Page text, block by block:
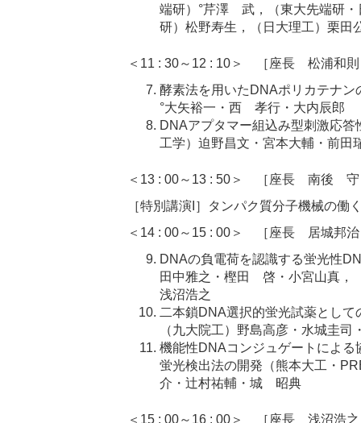
端研）°芹澤 武，（東大先端研
研）松野寿生，（日大理工）栗田
＜11 : 30～12 : 10＞ ［座長 松浦和
酵素法を用いたDNAポリカテナ
°大矢裕一・西 孝行・大内辰郎
DNAアプタマー組込み型刺激応
工学）迫野昌文・宮本大輔・前田
＜13 : 00～13 : 50＞ ［座長 南後 守
［特別講演I］タンパク質分子機械の働
＜14 : 00～15 : 00＞ ［座長 居城邦
DNAの負電荷を認識する蛍光性
田中雅之・樫田 啓・小宮山真，
浅沼浩之
二本鎖DNA選択的蛍光試薬とし
（九大院工）野島高彦・水城圭
機能性DNAコンジュゲートによ
蛍光検出法の開発（熊本大工・
介・辻村祐輔・城 昭典
＜15 : 00～16 : 00＞ ［座長 浅沼浩